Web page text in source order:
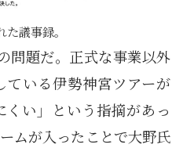
た議事録。
問題だ。正式な事業以外
ている伊勢神宮ツアーが
くい」という指摘があっ
ムが入ったことで大野氏